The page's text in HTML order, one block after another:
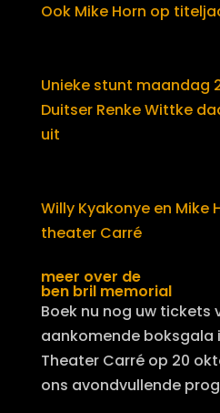
Ook Mike Horn op
Unieke stunt maandag
Duitser Renke Wittke
uit
Willy Kyakonye en Mike
theater Carré
meer over de
ben bril memorial
Boek nu nog uw tickets
aankomende boksgala
Theater Carré op 20
ons avondvullende